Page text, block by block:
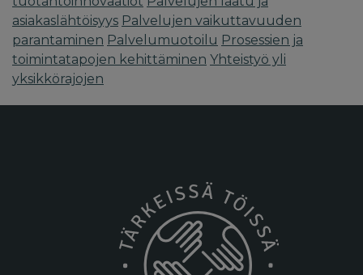
asiakaslähtöisyys Palvelujen vaikuttavuuden
parantaminen Palvelumuotoilu Prosessien ja
toimintatapojen kehittäminen Yhteistyö yli
yksikkörajojen